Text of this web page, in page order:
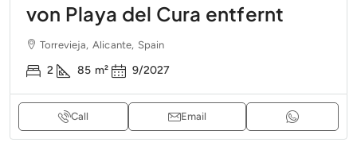
von Playa del Cura entfernt
Torrevieja, Alicante, Spain
2 85 m² 9/2027
Call Email